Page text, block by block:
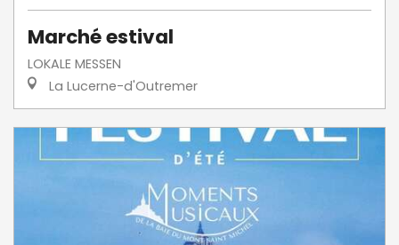
Marché estival
LOKALE MESSEN
La Lucerne-d'Outremer